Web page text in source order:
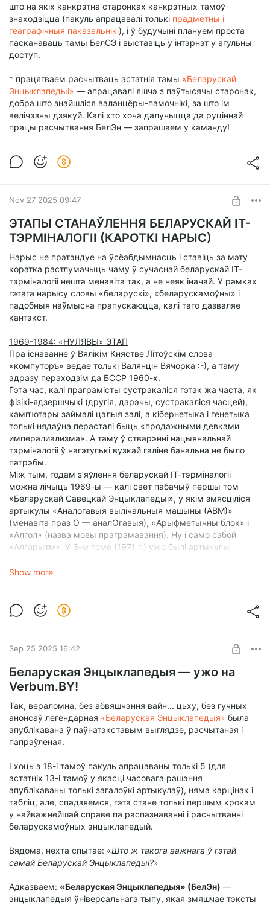
што на якіх канкрэтна старонках канкрэтных тамоў
знаходзіцца (пакуль апрацавалі толькі прадметны і
геаграфічныя паказальнікі), і ў будучыні плануем проста
пасканаваць тамы БелСЭ і выставіць у інтэрнэт у агульны
доступ.
* працягваем расчытваць астатнія тамы «Беларускай
Энцыклапедыі» — апрацавалі яшчэ з паўтысячы старонак,
добра што знайшліся валанцёры-памочнікі, за што ім
велічэзны дзякуй. Калі хто хоча далучыцца да руціннай
працы расчытвання БелЭн — запрашаем у каманду!
Nov 27 2025 09:47
ЭТАПЫ СТАНАЎЛЕННЯ БЕЛАРУСКАЙ ІТ-
ТЭРМІНАЛОГІІ (КАРОТКІ НАРЫС)
Нарыс не прэтэндуе на ўсёабдымнасць і ставіць за мэту
коратка растлумачыць чаму ў сучаснай беларускай ІТ-
тэрміналогіі нешта менавіта так, а не неяк іначай. У рамках
гэтага нарысу словы «беларускі», «беларускамоўны» і
падобныя наўмысна прапускаюцца, калі таго дазваляе
кантэкст.
1969-1984: «НУЛЯВЫ» ЭТАП
Пра існаванне ў Вялікім Княстве Літоўскім слова
«компуторъ» ведае толькі Валянцін Вячорка :-), а таму
адразу пераходзім да БССР 1960-х.
Гэта час, калі праграмісты сустракаліся гэтак жа часта, як
фізікі-ядзершчыкі (другія, дарэчы, сустракаліся часцей),
камп’ютары займалі цэлыя залі, а кібернетыка і генетыка
толькі нядаўна перасталі быць «продажными девками
импералиализма». А таму ў стварэнні нацыянальнай
тэрміналогіі ў нагэтулькі вузкай галіне банальна не было
патрэбы.
Між тым, годам з’яўлення беларускай ІТ-тэрміналогіі
можна лічыць 1969-ы — калі свет пабачыў першы том
«Беларускай Савецкай Энцыклапедыі», у якім змясціліся
артыкулы «Аналогавыя вылічальныя машыны (АВМ)»
(менавіта праз О — аналОгавыя), «Арыфметычны блок» і
«Алгол» (назва мовы праграмавання). Ну і само сабой
«Алгарытм». У 3-м томе (1971 г.) ужо былі артыкулы
«Вылічальная тэхніка» і «Вылічальны цэнтр».
1985-1989
камп’ютары, у маі 1981 ў СССР распрацоўваецца «ЭВМ
индивидуального пользования “Электроника НЦ-8010”», а
пасля і іншыя бытавыя і вучэбныя камп’ютары, у тым ліку
наша мінская «Няміга». Выкладанне інфарматыкі спярша
ўводзіцца ў прафесійна-тэхнічных вучылішчах (1983-84), а
потым (1985-86) і ў сярэдняй школе. Ідзе «Перабудова», па
СССР адбываецца абуджэнне нацыянальна-арыентаваных
сіл, на 1986/87 плануецца выпуск школьнага падручніка па
інфарматыцы на нацыянальных мовах усіх рэспублік, у
Паваротным пунктам можа лічыць «Русско-белорусский
словарь по микроэлектронике» (1990) Матсана, які хай і
быў банальнай выбаркай адпаведных тэрмінаў з «Русско-
белорусского словаря» Глебкі, Коласа і Крапівы, усё-ткі
стаў першым спецыялізаваным слоўнікам у сферы
беларускага ІТ.
Show more
Sep 25 2025 16:42
Беларуская Энцыклапедыя — ужо на
Verbum.BY!
Так, вераломна, без абвяшчэння вайн... цьху, без гучных
анонсаў легендарная «Беларуская Энцыклапедыя» была
апублікавана ў паўнатэкставым выглядзе, расчытаная і
папраўленая.
І хоць з 18-і тамоў пакуль апрацаваны толькі 5 (для
астатніх 13-і тамоў у якасці часовага рашэння
апублікаваны толькі загалоўкі артыкулаў), няма карцінак і
табліц, але, спадзяемся, гэта стане толькі першым крокам
у найважнейшай справе па распазнаванні і расчытванні
беларускамоўных энцыклапедый.
Вядома, нехта спытае: «Што ж такога важнага ў гэтай
самай Беларускай Энцыклапедыі?»
Адказваем: «Беларуская Энцыклапедыя» (БелЭн) —
энцыклапедыя ўніверсальнага тыпу, якая змяшчае тэксты